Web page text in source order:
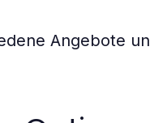
Angebote